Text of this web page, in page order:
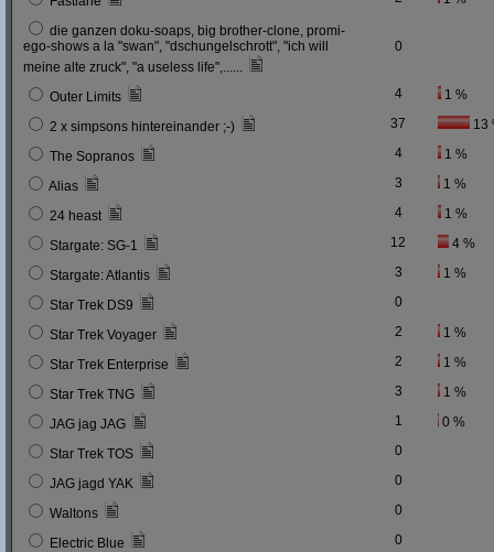
die ganzen doku-soaps, big brother-clone, promi-
ego-shows a la "swan", "dschungelschrott", "ich will
meine alte zruck", "a useless life",......
0
Outer Limits 4 1 %
2 x simpsons hintereinander ;-) 37 13
The Sopranos 4 1 %
Alias 3 1 %
24 heast 4 1 %
Stargate: SG-1 12 4 %
Stargate: Atlantis 3 1 %
Star Trek DS9 0
Star Trek Voyager 2 1 %
Star Trek Enterprise 2 1 %
Star Trek TNG 3 1 %
JAG jag JAG 1 0 %
Star Trek TOS 0
JAG jagd YAK 0
Waltons 0
Electric Blue 0